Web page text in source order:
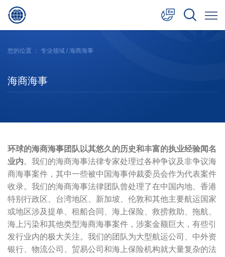
您的位置 ： 专业领域 / 海商海事
海商海事
环球的海商海事团队以其悠久的历史和丰富的执业经验闻名
业内。我们的海商海事法律专家处理过各种争议及非争议海
商海事案件，其中一些被中国海事仲裁委员会作为代表案件
收录。我们的海商海事法律团队曾处理了在中国内地、香港
特别行政区、台湾地区、新加坡、伦敦和其他主要航运国家
或地区涉及提单、租船合同、海上保险、救捞救助、拖航、
海上污染和其他类型海商海事案件，涉案金额巨大，有些引
发行业内的极大关注。我们的团队为大型航运公司、中外资
银行、物流公司、贸易公司和海上保险机构就大量复杂的法